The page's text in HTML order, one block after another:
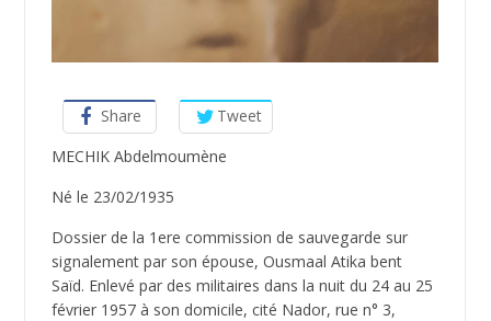
Share
Tweet
MECHIK Abdelmoumène
Né le 23/02/1935
Dossier de la 1ere commission de sauvegarde sur
signalement par son épouse, Ousmaal Atika bent
Saïd. Enlevé par des militaires dans la nuit du 24 au 25
février 1957 à son domicile, cité Nador, rue n° 3,